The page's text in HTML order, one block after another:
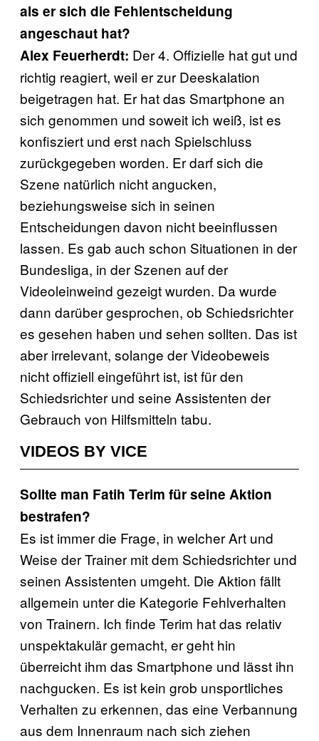
als er sich die Fehlentscheidung
angeschaut hat?
Alex Feuerherdt: Der 4. Offizielle hat gut und
richtig reagiert, weil er zur Deeskalation
beigetragen hat. Er hat das Smartphone an
sich genommen und soweit ich weiß, ist es
konfisziert und erst nach Spielschluss
zurückgegeben worden. Er darf sich die
Szene natürlich nicht angucken,
beziehungsweise sich in seinen
Entscheidungen davon nicht beeinflussen
lassen. Es gab auch schon Situationen in der
Bundesliga, in der Szenen auf der
Videoleinweind gezeigt wurden. Da wurde
dann darüber gesprochen, ob Schiedsrichter
es gesehen haben und sehen sollten. Das ist
aber irrelevant, solange der Videobeweis
nicht offiziell eingeführt ist, ist für den
Schiedsrichter und seine Assistenten der
Gebrauch von Hilfsmitteln tabu.
VIDEOS BY VICE
Sollte man Fatih Terim für seine Aktion
bestrafen?
Es ist immer die Frage, in welcher Art und
Weise der Trainer mit dem Schiedsrichter und
seinen Assistenten umgeht. Die Aktion fällt
allgemein unter die Kategorie Fehlverhalten
von Trainern. Ich finde Terim hat das relativ
unspektakulär gemacht, er geht hin
überreicht ihm das Smartphone und lässt ihn
nachgucken. Es ist kein grob unsportliches
Verhalten zu erkennen, das eine Verbannung
aus dem Innenraum nach sich ziehen